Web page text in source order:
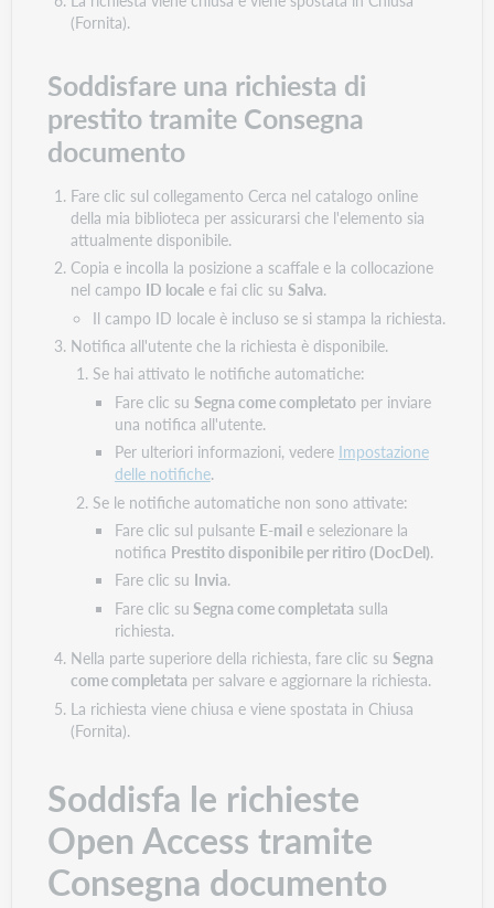
(Fornita).
Soddisfare una richiesta di
prestito tramite Consegna
documento
Fare clic sul collegamento Cerca nel catalogo online
della mia biblioteca per assicurarsi che l'elemento sia
attualmente disponibile.
Copia e incolla la posizione a scaffale e la collocazione
nel campo ID localee fai clic su Salva.
Il campo ID locale è incluso se si stampa la richiesta.
Notifica all'utente che la richiesta è disponibile.
Se hai attivato le notifiche automatiche:
Fare clic su Segna come completatoper inviare
una notifica all'utente.
Per ulteriori informazioni, vedere Impostazione
delle notifiche.
Se le notifiche automatiche non sono attivate:
Fare clic sul pulsante E-maile selezionare la
notifica Prestito disponibile per ritiro (DocDel).
Fare clic su Invia.
Fare clic su Segna come completata sulla
richiesta.
Nella parte superiore della richiesta, fare clic su Segna
come completata per salvare e aggiornare la richiesta.
La richiesta viene chiusa e viene spostata in Chiusa
(Fornita).
Soddisfa le richieste
Open Access tramite
Consegna documento